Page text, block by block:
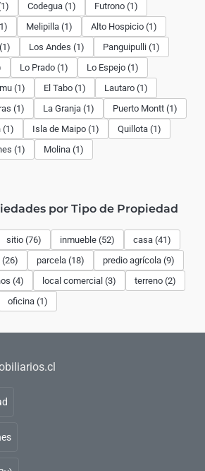
Codegua (1)
Futrono (1)
Melipilla (1)
Alto Hospicio (1)
Los Andes (1)
Panguipulli (1)
Lo Prado (1)
Lo Espejo (1)
(1) El Tabo (1)
Lautaro (1)
(1) La Granja (1)
Puerto Montt (1)
(1) Isla de Maipo (1)
Quillota (1)
(1) Molina (1)
por Tipo de Propiedad
sitio (76) inmueble (52)
casa (41)
(26) parcela (18)
predio agrícola (9)
(4) local comercial (3)
terreno (2)
oficina (1)